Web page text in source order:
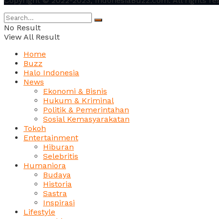
No Result
View All Result
Home
Buzz
Halo Indonesia
News
Ekonomi & Bisnis
Hukum & Kriminal
Politik & Pemerintahan
Sosial Kemasyarakatan
Tokoh
Entertainment
Hiburan
Selebritis
Humaniora
Budaya
Historia
Sastra
Inspirasi
Lifestyle